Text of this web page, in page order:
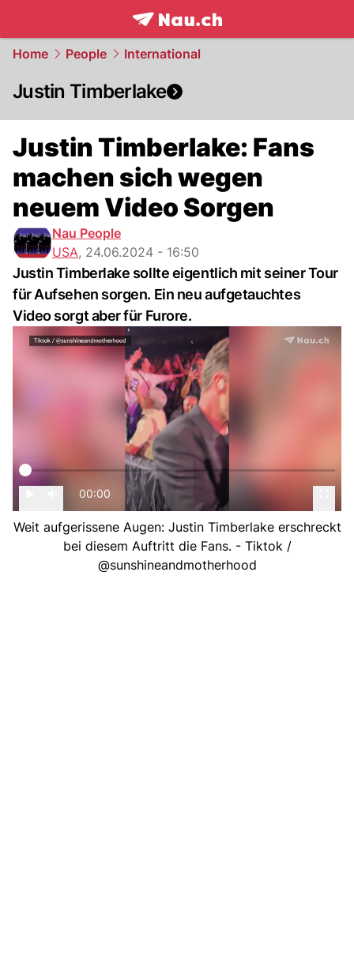
frontpage.NAU.ch
Home People International
Justin Timberlake
Justin Timberlake: Fans
machen sich wegen
neuem Video Sorgen
Nau People
USA, 24.06.2024 - 16:50
Justin Timberlake sollte eigentlich mit seiner Tour
für Aufsehen sorgen. Ein neu aufgetauchtes
Video sorgt aber für Furore.
00:00
Weit aufgerissene Augen: Justin Timberlake erschreckt
bei diesem Auftritt die Fans. - Tiktok /
@sunshineandmotherhood